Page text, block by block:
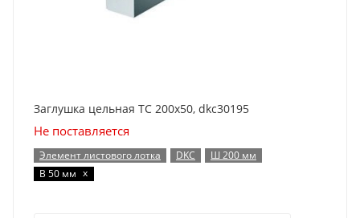
Заглушка цельная ТС 200х50, dkc30195
Не поставляется
Элемент листового лотка DKC
Ш 200 мм
В 50 мм x